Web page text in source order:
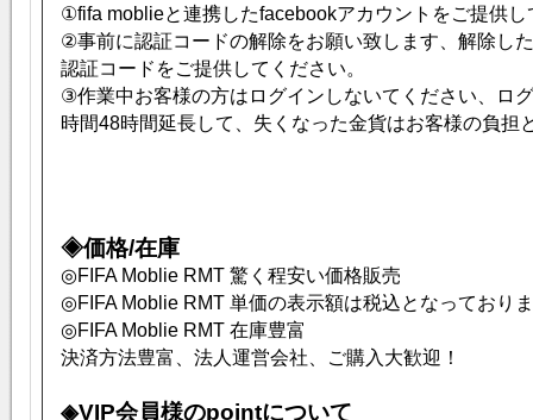
①fifa moblieと連携したfacebookアカウントをご提供し
②事前に認証コードの解除をお願い致します、解除し
認証コードをご提供してください。
③作業中お客様の方はログインしないてください、ロ
時間48時間延長して、失くなった金貨はお客様の負担
◈価格/在庫
◎FIFA Moblie RMT 驚く程安い価格販売
◎FIFA Moblie RMT 単価の表示額は税込となっており
◎FIFA Moblie RMT 在庫豊富
決済方法豊富、法人運営会社、ご購入大歓迎！
◈VIP会員様のpointについて